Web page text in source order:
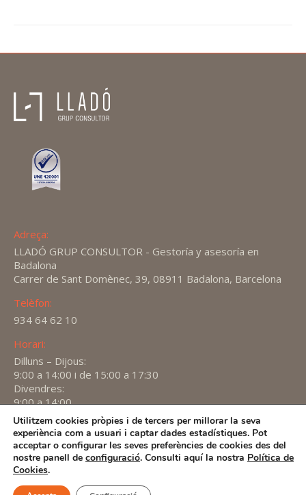
Adreça:
LLADÓ GRUP CONSULTOR - Gestoría y asesoría en
Badalona
Carrer de Sant Domènec, 39, 08911 Badalona, Barcelona
Telèfon:
934 64 62 10
Horari:
Dilluns – Dijous:
9:00 a 14:00 i de 15:00 a 17:30
Divendres:
9:00 a 14:00
Find us on:
X
page
opens
in
YouTube
page
opens
in
Linkedin
page
in
2026 - Avís Legal-Política de privacitat
Política de
Utilitzem cookies pròpies i de tercers per millorar la seva
experiència com a usuari i captar dades estadístiques. Pot
acceptar o configurar les seves preferències de cookies des del
nostre panell de configuració. Consulti aquí la nostra Política de
Cookies.